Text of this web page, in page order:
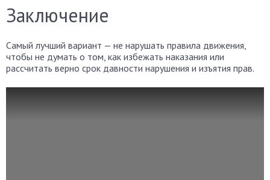
Заключение
Самый лучший вариант — не нарушать правила движения,
чтобы не думать о том, как избежать наказания или
рассчитать верно срок давности нарушения и изъятия прав.